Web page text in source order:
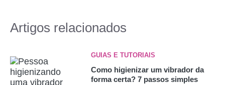
Artigos relacionados
GUIAS E TUTORIAIS
Como higienizar um vibrador da
forma certa? 7 passos simples